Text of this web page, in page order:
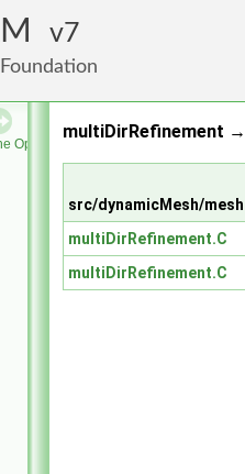
7
OpenFOAM Foundation
multiDirRefinement
src/dynamicMesh/
multiDirRefinement.C
multiDirRefinement.C